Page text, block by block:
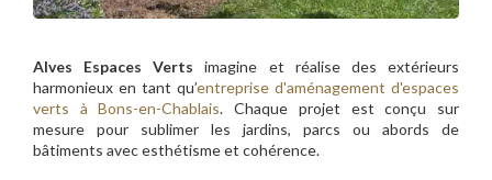
Alves Espaces Verts imagine et réalise des extérieurs
harmonieux en tant qu’entreprise d'aménagement d'espaces
verts à Bons-en-Chablais. Chaque projet est conçu sur
mesure pour sublimer les jardins, parcs ou abords de
bâtiments avec esthétisme et cohérence.